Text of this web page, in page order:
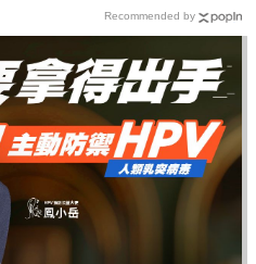
Recommended by